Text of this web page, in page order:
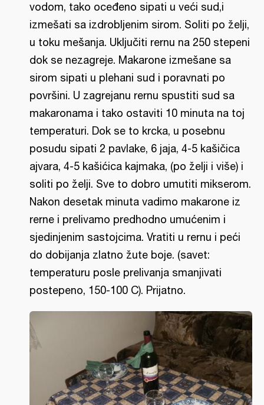
vodom, tako oceđeno sipati u veći sud,i
izmešati sa izdrobljenim sirom. Soliti po želji,
u toku mešanja. Uključiti rernu na 250 stepeni
dok se nezagreje. Makarone izmešane sa
sirom sipati u plehani sud i poravnati po
površini. U zagrejanu rernu spustiti sud sa
makaronama i tako ostaviti 10 minuta na toj
temperaturi. Dok se to krcka, u posebnu
posudu sipati 2 pavlake, 6 jaja, 4-5 kašičica
ajvara, 4-5 kašićica kajmaka, (po želji i više) i
soliti po želji. Sve to dobro umutiti mikserom.
Nakon desetak minuta vadimo makarone iz
rerne i prelivamo predhodno umućenim i
sjedinjenim sastojcima. Vratiti u rernu i peći
do dobijanja zlatno žute boje. (savet:
temperaturu posle prelivanja smanjivati
postepeno, 150-100 C). Prijatno.